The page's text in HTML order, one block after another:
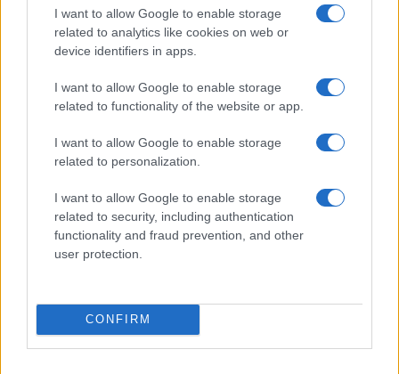
I want to allow Google to enable storage
related to analytics like cookies on web or
device identifiers in apps.
I want to allow Google to enable storage
related to functionality of the website or app.
I want to allow Google to enable storage
related to personalization.
I want to allow Google to enable storage
related to security, including authentication
functionality and fraud prevention, and other
user protection.
CONFIRM
Απολυτήριο
03/08/2026 - 12:00
εξήγγειλε ο
περιστατικό τις εξετάσεις
15/07/2026 - 10:20